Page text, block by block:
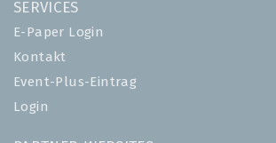
SERVICES
E-Paper Login
Kontakt
Event-Plus-Eintrag
Login